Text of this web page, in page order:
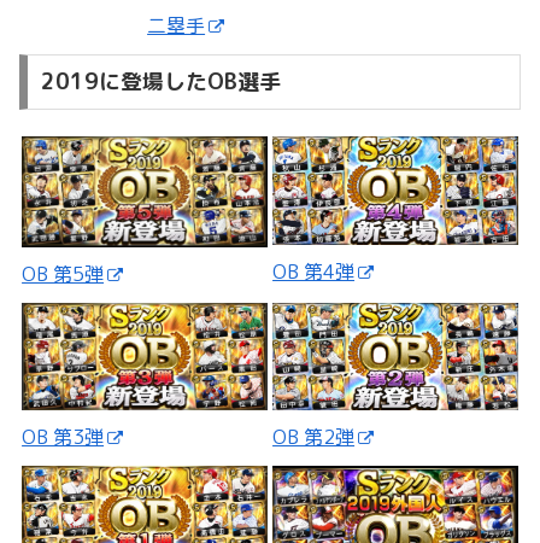
二塁手
2019に登場したOB選手
OB 第5弾 OB 第4弾
OB 第3弾 OB 第2弾